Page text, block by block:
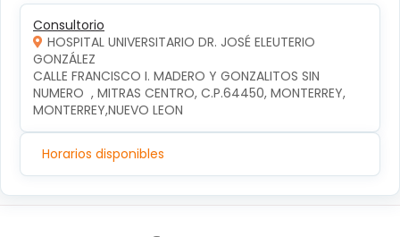
Consultorio
HOSPITAL UNIVERSITARIO DR. JOSÉ ELEUTERIO
GONZÁLEZ
CALLE FRANCISCO I. MADERO Y GONZALITOS SIN
NUMERO  , MITRAS CENTRO, C.P.64450, MONTERREY,
MONTERREY,NUEVO LEON
Horarios disponibles